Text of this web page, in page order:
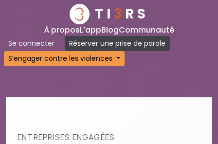
TI 3 RS
À proposL’appBlogCommunauté
Se connecter
Réserver une prise de parole
S’engager contre les violences
ENTREPRISES ENGAGÉES